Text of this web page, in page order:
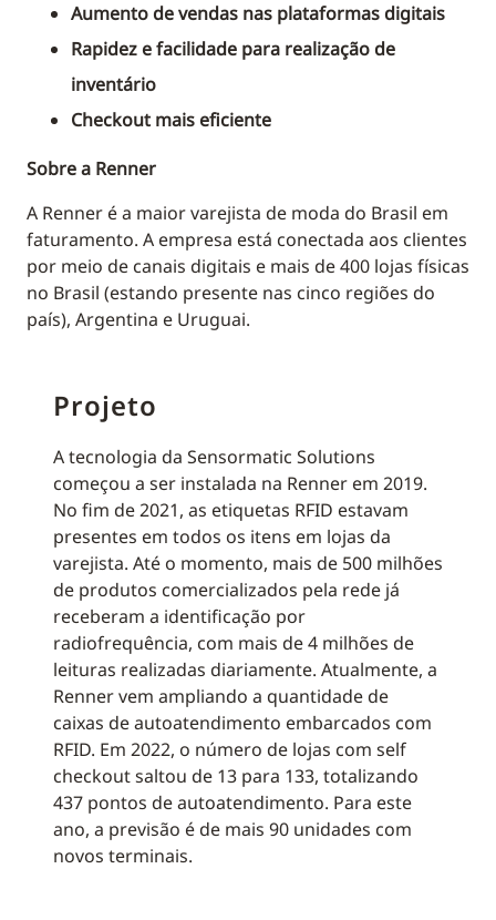
Aumento de vendas nas plataformas digitais
Rapidez e facilidade para realização de
inventário
Checkout mais eficiente
Sobre a Renner
A Renner é a maior varejista de moda do Brasil em
faturamento. A empresa está conectada aos clientes
por meio de canais digitais e mais de 400 lojas físicas
no Brasil (estando presente nas cinco regiões do
país), Argentina e Uruguai.
Projeto
A tecnologia da Sensormatic Solutions
começou a ser instalada na Renner em 2019.
No fim de 2021, as etiquetas RFID estavam
presentes em todos os itens em lojas da
varejista. Até o momento, mais de 500 milhões
de produtos comercializados pela rede já
receberam a identificação por
radiofrequência, com mais de 4 milhões de
leituras realizadas diariamente. Atualmente, a
Renner vem ampliando a quantidade de
caixas de autoatendimento embarcados com
RFID. Em 2022, o número de lojas com self
checkout saltou de 13 para 133, totalizando
437 pontos de autoatendimento. Para este
ano, a previsão é de mais 90 unidades com
novos terminais.